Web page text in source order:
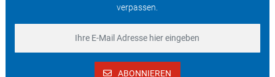
verpassen.
ABONNIEREN